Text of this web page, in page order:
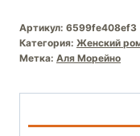
Артикул: 6599fe408ef3
Категория: Женский
Метка: Аля Морейно